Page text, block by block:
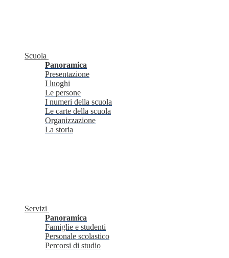
Scuola
Panoramica
Presentazione
I luoghi
Le persone
I numeri della scuola
Le carte della scuola
Organizzazione
La storia
Servizi
Panoramica
Famiglie e studenti
Personale scolastico
Percorsi di studio